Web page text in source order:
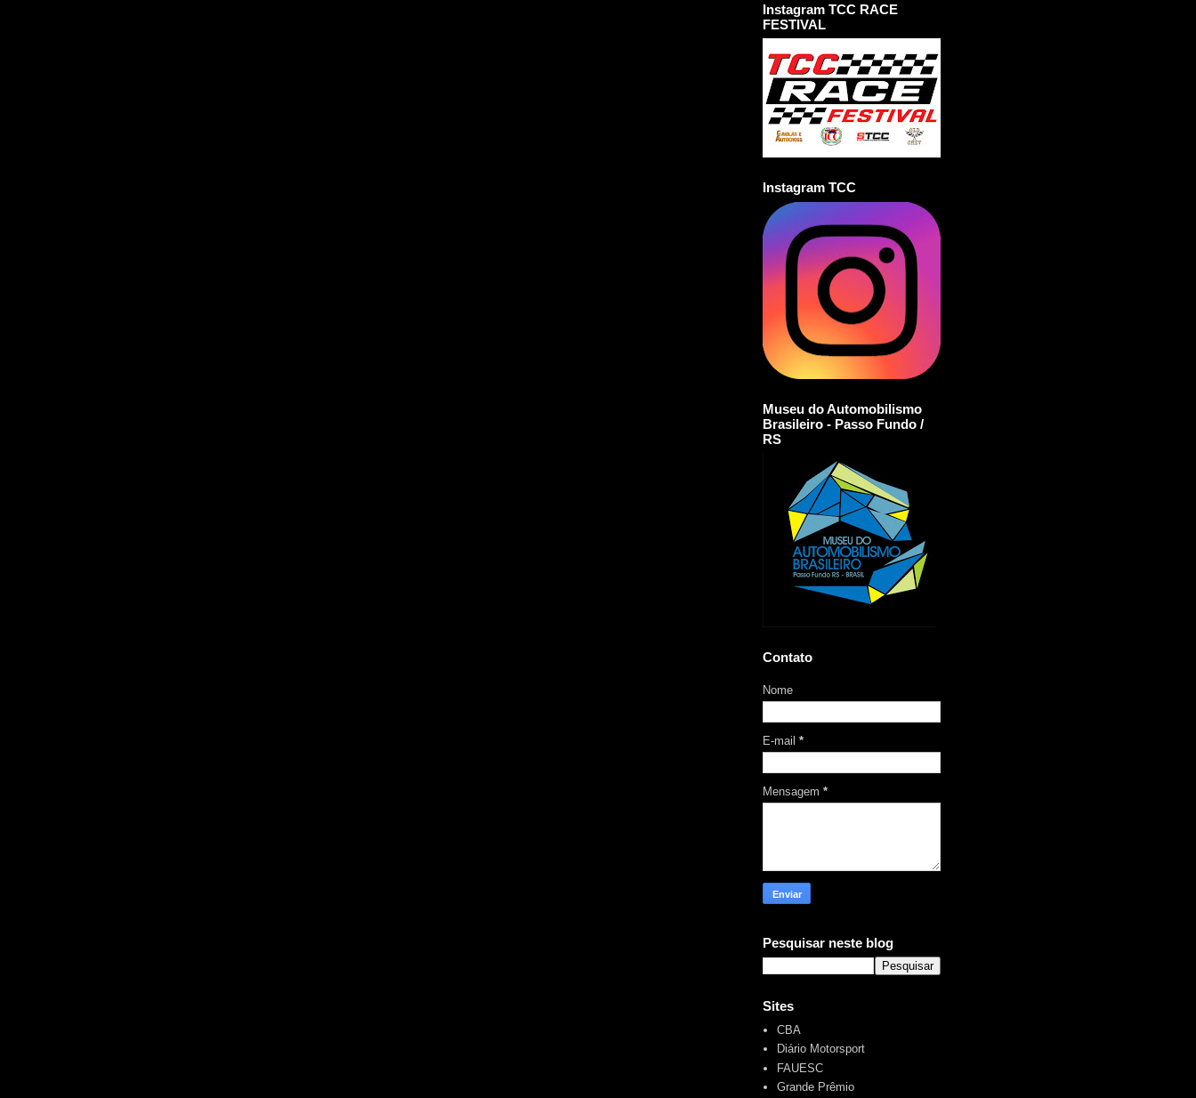
Instagram TCC RACE
FESTIVAL
Instagram TCC
Museu do Automobilismo
Brasileiro - Passo Fundo /
RS
Contato
Nome
E-mail *
Mensagem *
Pesquisar neste blog
Sites
CBA
Diário Motorsport
FAUESC
Grande Prêmio